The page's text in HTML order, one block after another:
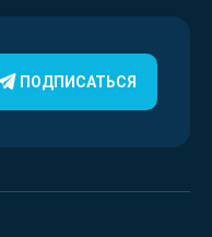
ПОДПИСАТЬСЯ